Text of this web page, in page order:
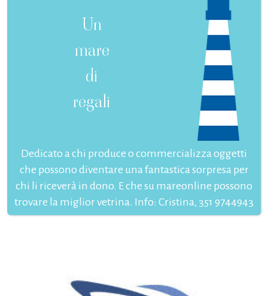
Un
mare
di
regali
Dedicato a chi produce o commercializza oggetti
che possono diventare una fantastica sorpresa per
chi li riceverà in dono. E che su mareonline possono
trovare la miglior vetrina. Info: Cristina, 351 9744943